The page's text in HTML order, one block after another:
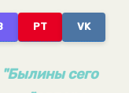
PT VK
"Былины сего